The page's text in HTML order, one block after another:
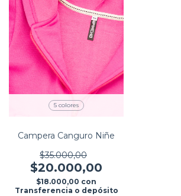
5 colores
Campera Canguro Niñe
$35.000,00
$20.000,00
$18.000,00 con
Transferencia o depósito